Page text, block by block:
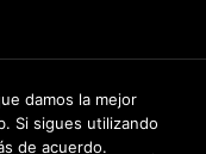
de Dados
damos la mejor
Si sigues utilizando
de acuerdo.